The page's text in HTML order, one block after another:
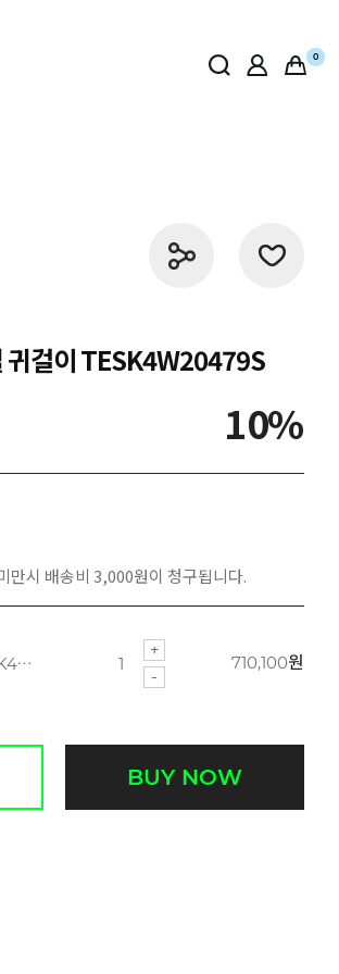
0
귀걸이 TESK4W20479S
10
만시 배송비 3,000원이 청구됩니다.
14K 화이트골드 로로코사 펄 귀걸이 TESK4W20479S 710,100원
BUY NOW